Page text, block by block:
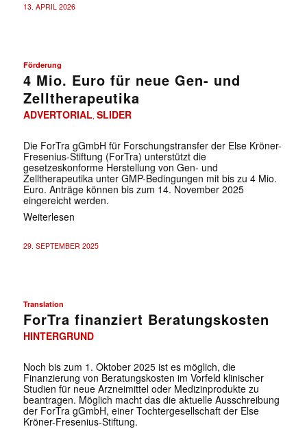
13. APRIL 2026
Förderung
4 Mio. Euro für neue Gen- und
Zelltherapeutika
ADVERTORIAL SLIDER
Die ForTra gGmbH für Forschungstransfer der Else Kröner-
Fresenius-Stiftung (ForTra) unterstützt die
gesetzeskonforme Herstellung von Gen- und
Zelltherapeutika unter GMP-Bedingungen mit bis zu 4 Mio.
Euro. Anträge können bis zum 14. November 2025
eingereicht werden.
Weiterlesen
29. SEPTEMBER 2025
Translation
ForTra finanziert Beratungskosten
HINTERGRUND
Noch bis zum 1. Oktober 2025 ist es möglich, die
Finanzierung von Beratungskosten im Vorfeld klinischer
Studien für neue Arzneimittel oder Medizinprodukte zu
beantragen. Möglich macht das die aktuelle Ausschreibung
der ForTra gGmbH, einer Tochtergesellschaft der Else
Kröner-Fresenius-Stiftung.